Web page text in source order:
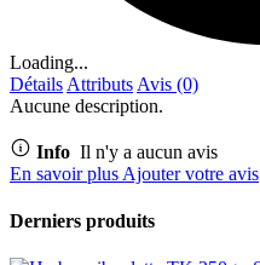
Loading...
Détails Attributs Avis (0)
Aucune description.
Info Il n'y a aucun avis
En savoir plus Ajouter votre avis
Derniers produits